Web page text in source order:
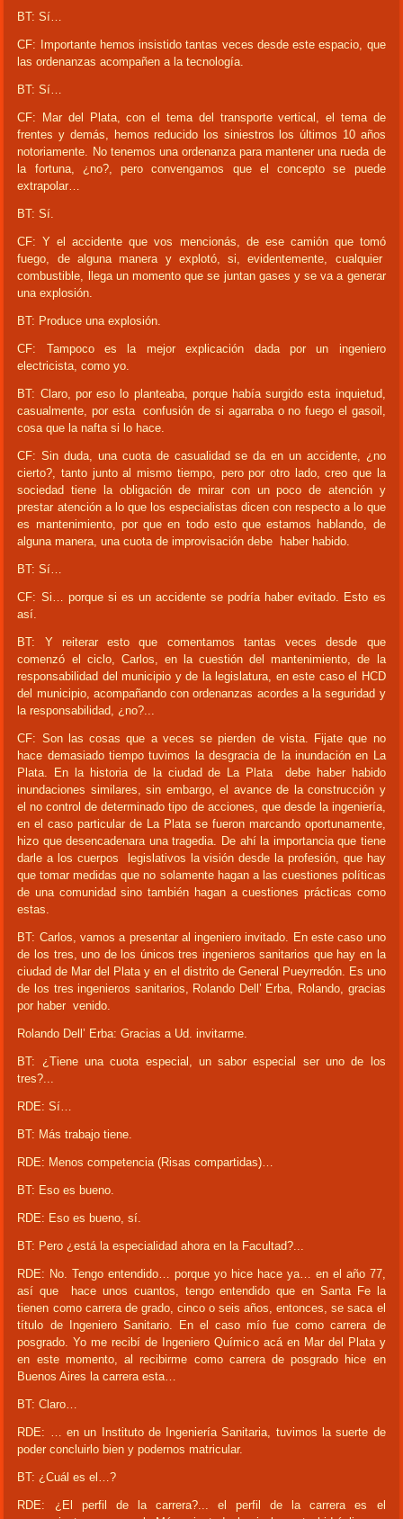
BT: Sí…
CF: Importante hemos insistido tantas veces desde este espacio, que
las ordenanzas acompañen a la tecnología.
BT: Sí…
CF: Mar del Plata, con el tema del transporte vertical, el tema de
frentes y demás, hemos reducido los siniestros los últimos 10 años
notoriamente. No tenemos una ordenanza para mantener una rueda de
la fortuna, ¿no?, pero convengamos que el concepto se puede
extrapolar…
BT: Sí.
CF: Y el accidente que vos mencionás, de ese camión que tomó
fuego, de alguna manera y explotó, si, evidentemente, cualquier
combustible, llega un momento que se juntan gases y se va a generar
una explosión.
BT: Produce una explosión.
CF: Tampoco es la mejor explicación dada por un ingeniero
electricista, como yo.
BT: Claro, por eso lo planteaba, porque había surgido esta inquietud,
casualmente, por esta confusión de si agarraba o no fuego el gasoil,
cosa que la nafta si lo hace.
CF: Sin duda, una cuota de casualidad se da en un accidente, ¿no
cierto?, tanto junto al mismo tiempo, pero por otro lado, creo que la
sociedad tiene la obligación de mirar con un poco de atención y
prestar atención a lo que los especialistas dicen con respecto a lo que
es mantenimiento, por que en todo esto que estamos hablando, de
alguna manera, una cuota de improvisación debe haber habido.
BT: Sí…
CF: Si… porque si es un accidente se podría haber evitado. Esto es
así.
BT: Y reiterar esto que comentamos tantas veces desde que
comenzó el ciclo, Carlos, en la cuestión del mantenimiento, de la
responsabilidad del municipio y de la legislatura, en este caso el HCD
del municipio, acompañando con ordenanzas acordes a la seguridad y
la responsabilidad, ¿no?...
CF: Son las cosas que a veces se pierden de vista. Fijate que no
hace demasiado tiempo tuvimos la desgracia de la inundación en La
Plata. En la historia de la ciudad de La Plata debe haber habido
inundaciones similares, sin embargo, el avance de la construcción y
el no control de determinado tipo de acciones, que desde la ingeniería,
en el caso particular de La Plata se fueron marcando oportunamente,
hizo que desencadenara una tragedia. De ahí la importancia que tiene
darle a los cuerpos legislativos la visión desde la profesión, que hay
que tomar medidas que no solamente hagan a las cuestiones políticas
de una comunidad sino también hagan a cuestiones prácticas como
estas.
BT: Carlos, vamos a presentar al ingeniero invitado. En este caso uno
de los tres, uno de los únicos tres ingenieros sanitarios que hay en la
ciudad de Mar del Plata y en el distrito de General Pueyrredón. Es uno
de los tres ingenieros sanitarios, Rolando Dell’ Erba, Rolando, gracias
por haber venido.
Rolando Dell’ Erba: Gracias a Ud. invitarme.
BT: ¿Tiene una cuota especial, un sabor especial ser uno de los
tres?...
RDE: Sí…
BT: Más trabajo tiene.
RDE: Menos competencia (Risas compartidas)…
BT: Eso es bueno.
RDE: Eso es bueno, sí.
BT: Pero ¿está la especialidad ahora en la Facultad?...
RDE: No. Tengo entendido… porque yo hice hace ya… en el año 77,
así que hace unos cuantos, tengo entendido que en Santa Fe la
tienen como carrera de grado, cinco o seis años, entonces, se saca el
título de Ingeniero Sanitario. En el caso mío fue como carrera de
posgrado. Yo me recibí de Ingeniero Químico acá en Mar del Plata y
en este momento, al recibirme como carrera de posgrado hice en
Buenos Aires la carrera esta…
BT: Claro…
RDE: … en un Instituto de Ingeniería Sanitaria, tuvimos la suerte de
poder concluirlo bien y podernos matricular.
BT: ¿Cuál es el…?
RDE: ¿El perfil de la carrera?... el perfil de la carrera es el